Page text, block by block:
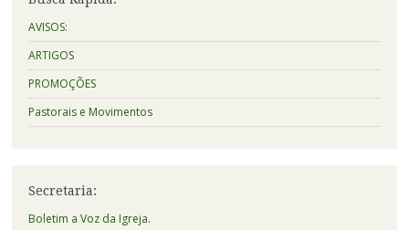
AVISOS:
ARTIGOS
PROMOÇÕES
Pastorais e Movimentos
Secretaria:
Boletim a Voz da Igreja.